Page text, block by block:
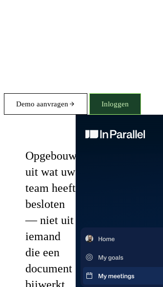
Demo aanvragen Inloggen
Opgebouwd
uit wat uw
team heeft
besloten
— niet uit
iemand
die een
document